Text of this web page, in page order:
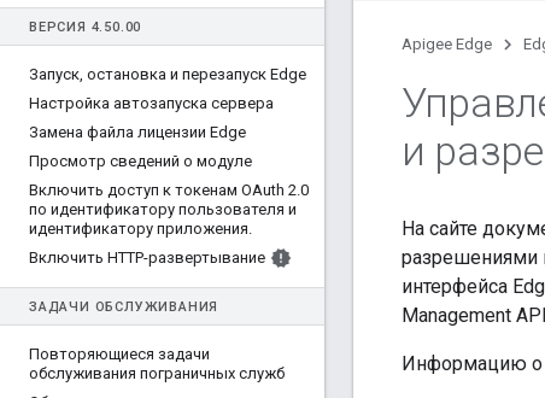
ВЕРСИЯ 4. 50.00
Запуск, остановка и перезапуск Edge
Настройка автозапуска сервера
Замена файла лицензии Edge
Просмотр сведений о модуле
Включить доступ к токенам OAuth 2.0
по идентификатору пользователя и
идентификатору приложения.
Включить HTTP-развертывание
ЗАДАЧИ ОБСЛУЖИВАНИЯ
Повторяющиеся задачи
обслуживания пограничных служб
Apigee Edge
и
На сайте
разрешениями
интерфейса
Management
Информацию о